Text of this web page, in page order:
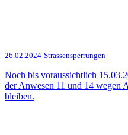
26.02.2024 Strassensperrungen
Noch bis voraussichtlich
der Anwesen 11 und 14 wegen
bleiben.